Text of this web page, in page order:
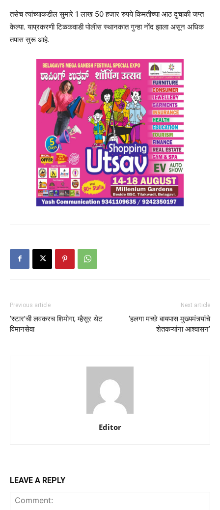
तसेच त्यांच्याकडील सुमारे 1 लाख 50 हजार रुपये किमतीच्या आठ दुचाकी जप्त
केल्या. याप्रकरणी टिळकवाडी पोलीस स्थानकात गुन्हा नोंद झाला असून अधिक
तपास सुरू आहे.
Previous article
‘स्टार’ची लवकरच शिमोगा, म्हैसूर थेट
विमानसेवा
Next article
‘हलगा मच्छे बायपास मुख्यमंत्र्यांचे
शेतकऱ्यांना आश्वासन’
Editor
LEAVE A REPLY